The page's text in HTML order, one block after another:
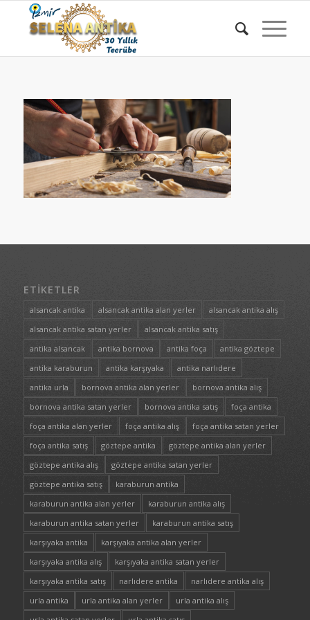
ETIKETLER
alsancak antika alsancak antika alan yerler
alsancak antika alış
alsancak antika satan yerler
alsancak antika satış
antika alsancak
antika bornova antika foça
antika göztepe
antika karaburun
antika karşıyaka
antika narlıdere
antika urla
bornova antika alan yerler
bornova antika alış
bornova antika satan yerler
bornova antika satış
foça antika
foça antika alan yerler
foça antika alış
foça antika satan yerler
foça antika satış
göztepe antika
göztepe antika alan yerler
göztepe antika alış
göztepe antika satan yerler
göztepe antika satış
karaburun antika
karaburun antika alan yerler
karaburun antika alış
karaburun antika satan yerler
karaburun antika satış
karşıyaka antika
karşıyaka antika alan yerler
karşıyaka antika alış
karşıyaka antika satan yerler
karşıyaka antika satış
narlıdere antika
narlıdere antika alış
urla antika
urla antika alan yerler
urla antika alış